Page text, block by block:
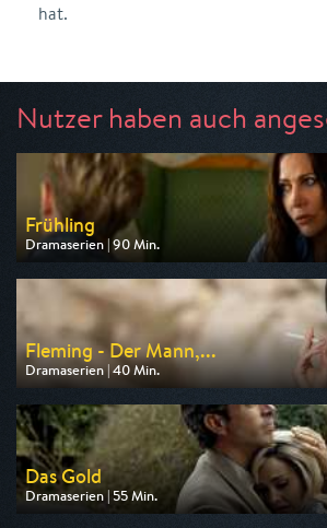
hat.
Nutzer haben auch
Frühling
Dramaserien | 90 Min.
Ausgestrahlt von ZDF
am 09.08.2026, 20:15
Fleming - Der Mann,...
Dramaserien | 40 Min.
Ausgestrahlt von One
am 11.08.2026, 20:15
Das Gold
Dramaserien | 55 Min.
Ausgestrahlt von One